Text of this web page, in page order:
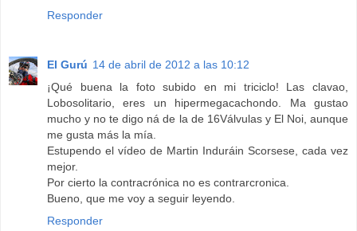
Responder
El Gurú 14 de abril de 2012 a las 10:12
¡Qué buena la foto subido en mi triciclo! Las clavao,
Lobosolitario, eres un hipermegacachondo. Ma gustao
mucho y no te digo ná de la de 16Válvulas y El Noi, aunque
me gusta más la mía.
Estupendo el vídeo de Martin Induráin Scorsese, cada vez
mejor.
Por cierto la contracrónica no es contrarcronica.
Bueno, que me voy a seguir leyendo.
Responder